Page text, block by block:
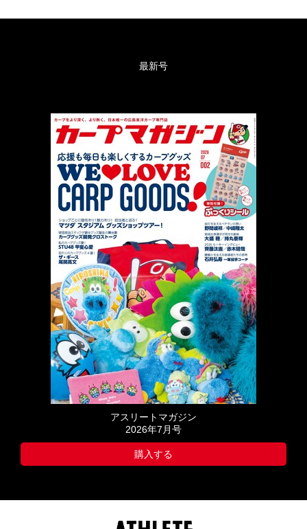
最新号
アスリートマガジン
2026年7月号
購入する